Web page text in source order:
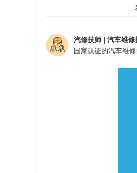
汽修技师 | 汽车维修